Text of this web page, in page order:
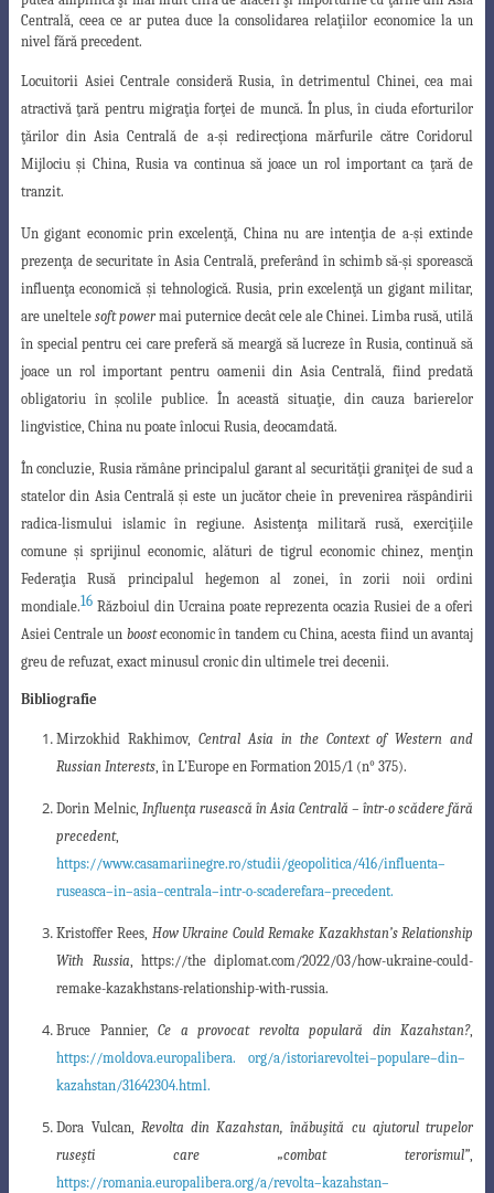
Centrală, ceea ce ar putea duce la consolidarea relaţiilor economice la un
nivel fără precedent.
Locuitorii Asiei Centrale consideră Rusia, în detrimentul Chinei, cea mai
atractivăţară pentru migraţia forţei de muncă. În plus, în ciuda eforturilor
ţărilor din Asia Centrală de a-şi redirecţiona mărfurile către Coridorul
Mijlociu şi China, Rusia va continua să joace un rol important ca ţară de
tranzit.
Un gigant economic prin excelenţă, China nu are intenţia de a-şi extinde
prezenţa de securitate în Asia Centrală, preferând în schimb să-şi sporească
influenţa economică şi tehnologică. Rusia, prin excelenţă un gigant militar,
are uneltele soft power mai puternice decât cele ale Chinei. Limba rusă, utilă
în special pentru cei care preferă să meargă să lucreze în Rusia, continuă să
joace un rol important pentru oamenii din Asia Centrală, fiind predată
obligatoriu în şcolile publice. În această situaţie, din cauza barierelor
lingvistice, China nu poate înlocui Rusia, deocamdată.
În concluzie, Rusia rămâne principalul garant al securităţii graniţei de sud a
statelor din Asia Centrală şi este un jucător cheie în prevenirea răspândirii
radica-lismului islamic în regiune. Asistenţa militară rusă, exerciţiile
comune şi sprijinul economic, alături de tigrul economic chinez, menţin
Federaţia Rusă principalul hegemon al zonei, în zorii noii ordini
mondiale.16Războiul din Ucraina poate reprezenta ocazia Rusiei de a oferi
Asiei Centrale un boosteconomic în tandem cu China, acesta fiind un avantaj
greu de refuzat, exact minusul cronic din ultimele trei decenii.
Bibliografie
Mirzokhid Rakhimov,Central Asia in the Context of Western and
Russian Interests, în L’Europe en Formation 2015/1 (n° 375).
Dorin Melnic, Influenţa rusească în Asia Centrală – într-o scădere fără
precedent,
https://www.casamariinegre.ro/studii/geopolitica/416/influenta–
ruseasca–in–asia–centrala–intr-o-scaderefara–precedent.
Kristoffer Rees, How Ukraine Could Remake Kazakhstan’s Relationship
With Russia, https://the diplomat.com/2022/03/how-ukraine-could-
remake-kazakhstans-relationship-with-russia.
Bruce Pannier,Ce a provocat revolta populară din Kazahstan?,
https://moldova.europalibera. org/a/istoriarevoltei–populare–din–
kazahstan/31642304.html.
Dora Vulcan, Revolta din Kazahstan, înăbuşită cu ajutorul trupelor
ruseşti care „combat
terorismul”,
https://romania.europalibera.org/a/revolta–kazahstan–